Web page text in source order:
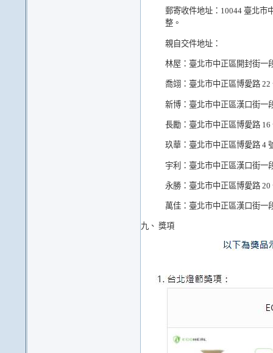
郵寄收件地址：10044 臺北市
整。
親自交件地址：
林屋： 臺北市中正區開封街一
喬翊： 臺北市中正區博愛路 22
新博： 臺北市中正區漢口街一
長勵： 臺北市中正區博愛路 16
玖華： 臺北市中正區博愛路 4
宇利： 臺北市中正區漢口街一
永勝： 臺北市中正區博愛路 20
萬佳： 臺北市中正區漢口街一
九、 獎項